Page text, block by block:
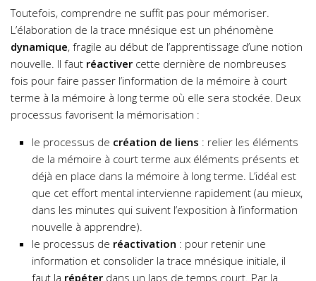
Toutefois, comprendre ne suffit pas pour mémoriser.
L’élaboration de la trace mnésique est un phénomène
dynamique, fragile au début de l’apprentissage d’une notion
nouvelle. Il faut réactiver cette dernière de nombreuses
fois pour faire passer l’information de la mémoire à court
terme à la mémoire à long terme où elle sera stockée. Deux
processus favorisent la mémorisation :
le processus de création de liens : relier les éléments
de la mémoire à court terme aux éléments présents et
déjà en place dans la mémoire à long terme. L’idéal est
que cet effort mental intervienne rapidement (au mieux,
dans les minutes qui suivent l’exposition à l’information
nouvelle à apprendre).
le processus de réactivation : pour retenir une
information et consolider la trace mnésique initiale, il
faut la répéter dans un laps de temps court. Par la